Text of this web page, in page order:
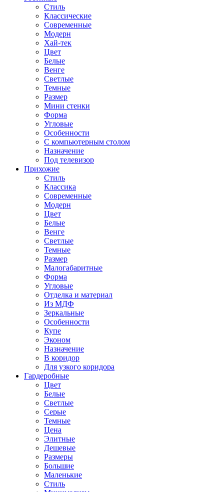
Стиль
Классические
Современные
Модерн
Хай-тек
Цвет
Белые
Венге
Светлые
Темные
Размер
Мини стенки
Форма
Угловые
Особенности
С компьютерным столом
Назначение
Под телевизор
Прихожие
Стиль
Классика
Современные
Модерн
Цвет
Белые
Венге
Светлые
Темные
Размер
Малогабаритные
Форма
Угловые
Отделка и материал
Из МДФ
Зеркальные
Особенности
Купе
Эконом
Назначение
В коридор
Для узкого коридора
Гардеробные
Цвет
Белые
Светлые
Серые
Темные
Цена
Элитные
Дешевые
Размеры
Большие
Маленькие
Стиль